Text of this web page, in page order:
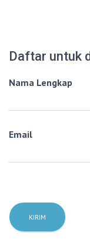
Daftar untuk
Nama Lengkap
Email